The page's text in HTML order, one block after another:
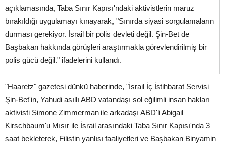
açıklamasında, Taba Sınır Kapısı'ndaki aktivistlerin maruz
bırakıldığı uygulamayı kınayarak, "Sınırda siyasi sorgulamaların
durması gerekiyor. İsrail bir polis devleti değil. Şin-Bet de
Başbakan hakkında görüşleri araştırmakla görevlendirilmiş bir
polis gücü değil." ifadelerini kullandı.
"Haaretz" gazetesi dünkü haberinde, "İsrail İç İstihbarat Servisi
Şin-Bet'in, Yahudi asıllı ABD vatandaşı sol eğilimli insan hakları
aktivisti Simone Zimmerman ile arkadaşı ABD'li Abigail
Kirschbaum'u Mısır ile İsrail arasındaki Taba Sınır Kapısı'nda 3
saat bekleterek, Filistin yanlısı faaliyetleri ve Başbakan Binyamin